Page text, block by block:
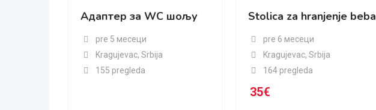
Адаптер за WC шољу
pre 5 месеци
Kragujevac, Srbija
155 pregleda
Stolica za hranjenje beba
pre 6 месеци
Kragujevac, Srbija
164 pregleda
35€